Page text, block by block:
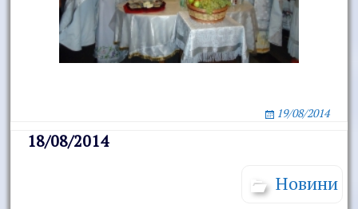
19/08/2014
18/08/2014
Новини